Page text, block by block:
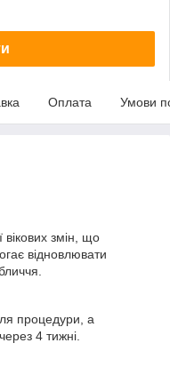
Оплата Умови
змін, що
відновлювати
процедури, а
4 тижні.